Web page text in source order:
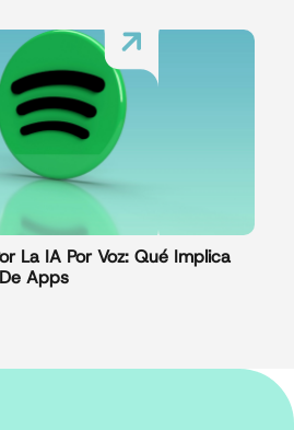
La IA Por Voz: Qué Implica
Apps